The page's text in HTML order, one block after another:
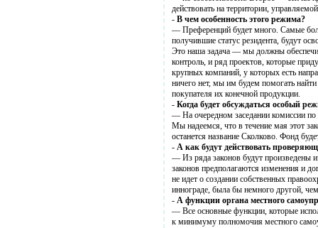
действовать на территории,
- В чем особенность этого режима?
— Преференций будет много. Самые
получившие статус резидента, будут
Это наша задача — мы должны
контроль, и ряд проектов, которые
крупных компаний, у которых есть
ничего нет, мы им будем помогать
покупателя их конечной продукции.
- Когда будет обсуждаться особый
— На очередном заседании комиссии по
Мы надеемся, что в течение мая этот
останется название Сколково. Фонд
- А как будут действовать
— Из ряда законов будут произведены
законов предполагаются изменения и
не идет о создании собственных
иннограде, была бы немного другой,
- А функции органа местного
— Все основные функции, которые
к минимуму полномочия местного